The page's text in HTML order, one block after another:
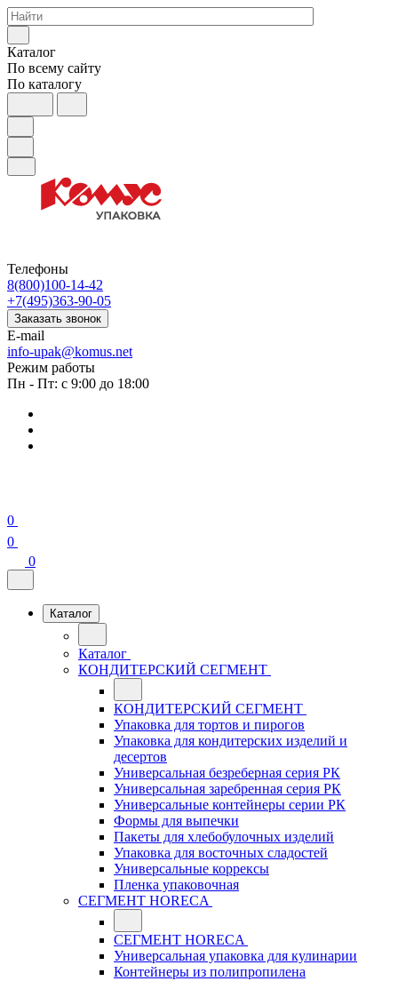
Каталог
По всему сайту
По каталогу
Телефоны
8(800)100-14-42
+7(495)363-90-05
Заказать звонок
E-mail
info-upak@komus.net
Режим работы
Пн - Пт: с 9:00 до 18:00
0
0
0
Каталог
Каталог
КОНДИТЕРСКИЙ СЕГМЕНТ
КОНДИТЕРСКИЙ СЕГМЕНТ
Упаковка для тортов и пирогов
Упаковка для кондитерских изделий и
десертов
Универсальная безреберная серия РК
Универсальная заребренная серия РК
Универсальные контейнеры серии РК
Формы для выпечки
Пакеты для хлебобулочных изделий
Упаковка для восточных сладостей
Универсальные коррексы
Пленка упаковочная
СЕГМЕНТ HORECA
СЕГМЕНТ HORECA
Универсальная упаковка для кулинарии
Контейнеры из полипропилена